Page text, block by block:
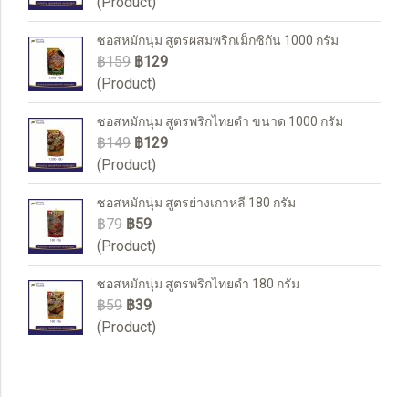
ซอสหมักนุ่ม สูตรผสมพริกเม็กซิกัน 1000 กรัม
฿159 ฿129
(Product)
ซอสหมักนุ่ม สูตรพริกไทยดำ ขนาด 1000 กรัม
฿149 ฿129
(Product)
ซอสหมักนุ่ม สูตรย่างเกาหลี 180 กรัม
฿79 ฿59
(Product)
ซอสหมักนุ่ม สูตรพริกไทยดำ 180 กรัม
฿59 ฿39
(Product)